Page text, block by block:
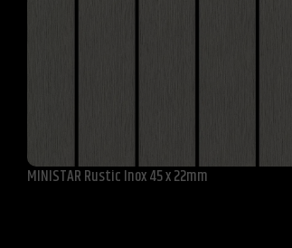
MINISTAR Rustic Inox 45 x 22mm